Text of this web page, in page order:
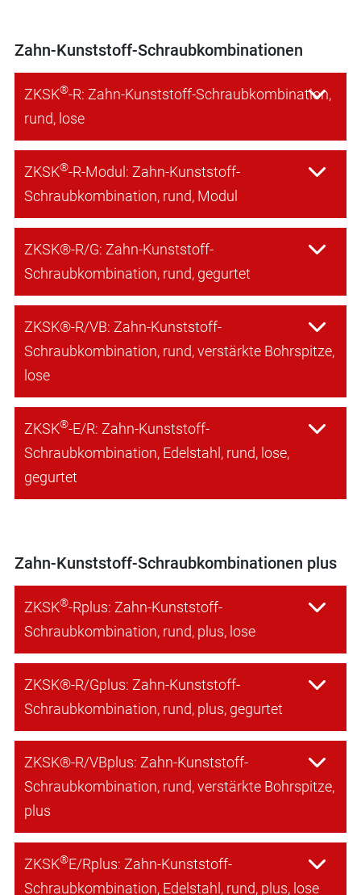
Zahn-Kunststoff-Schraubkombinationen
ZKSK®-R: Zahn-Kunststoff-Schraubkombination,
rund, lose
ZKSK®-R-Modul: Zahn-Kunststoff-
Schraubkombination, rund, Modul
ZKSK®-R/G: Zahn-Kunststoff-
Schraubkombination, rund, gegurtet
ZKSK®-R/VB: Zahn-Kunststoff-
Schraubkombination, rund, verstärkte Bohrspitze,
lose
ZKSK®-E/R: Zahn-Kunststoff-
Schraubkombination, Edelstahl, rund, lose,
gegurtet
Zahn-Kunststoff-Schraubkombinationen plus
ZKSK®-Rplus: Zahn-Kunststoff-
Schraubkombination, rund, plus, lose
ZKSK®-R/Gplus: Zahn-Kunststoff-
Schraubkombination, rund, plus, gegurtet
ZKSK®-R/VBplus: Zahn-Kunststoff-
Schraubkombination, rund, verstärkte Bohrspitze,
plus
ZKSK®E/Rplus: Zahn-Kunststoff-
Schraubkombination, Edelstahl, rund, plus, lose